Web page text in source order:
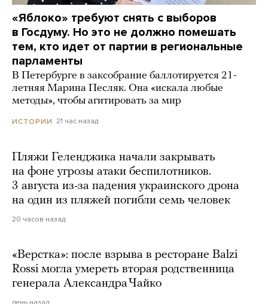
«Яблоко» требуют снять с выборов
в Госдуму. Но это не должно помешать
тем, кто идет от партии в региональные
парламенты
В Петербурге в заксобрание баллотируется 21-
летняя Марина Песляк. Она «искала любые
методы», чтобы агитировать за мир
ИСТОРИИ 21 час назад
Пляжи Геленджика начали закрывать
на фоне угрозы атаки беспилотников.
3 августа из-за падения украинского дрона
на один из пляжей погибли семь человек
20 часов назад
«Верстка»: после взрыва в ресторане Balzi
Rossi могла умереть вторая родственница
генерала Александра Чайко
день назад